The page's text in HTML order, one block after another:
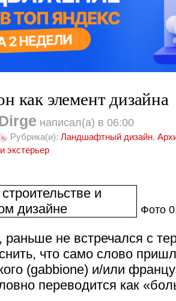
как элемент дизайна
написал(а) в 06:00
Рубрика(и): Ландшафтный дизайн,
экстерьер
Фото
раньше не встречался с
что само слово
(gabbione) и/или
переводится как